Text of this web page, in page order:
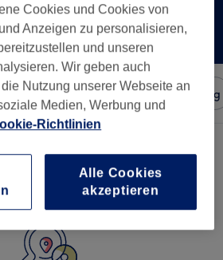
Salons Expressangebote Bewertung
Cookies und Cookies von
Anzeigen zu personalisieren,
und unseren
Wir geben auch
Nutzung unserer Webseite an
Medien, Werbung und
Richtlinien
Alle Cookies
akzeptieren